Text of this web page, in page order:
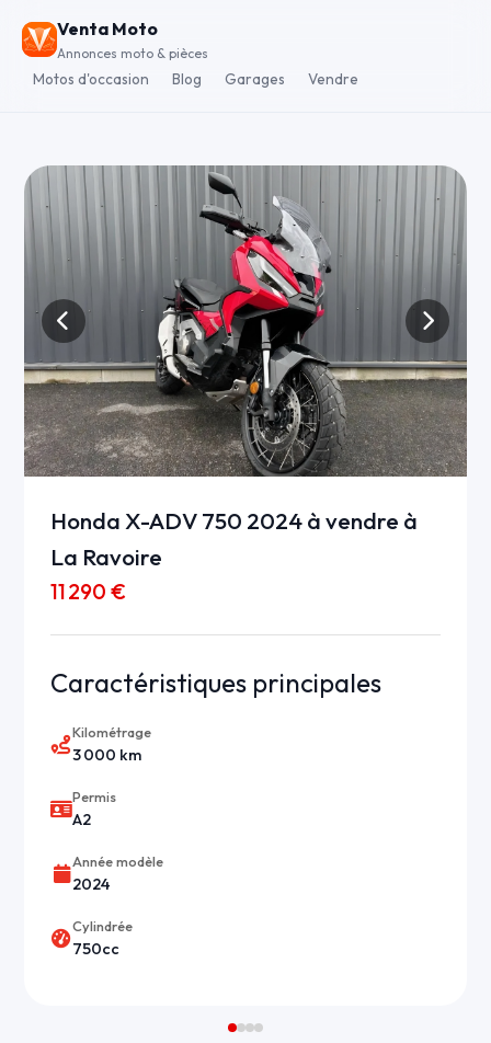
Venta Moto
Annonces moto & pièces
Motos d'occasion Blog Garages Vendre
Honda X-ADV 750 2024 à vendre à
La Ravoire
11 290 €
Caractéristiques principales
Kilométrage
3 000 km
Permis
A2
Année modèle
2024
Cylindrée
750cc